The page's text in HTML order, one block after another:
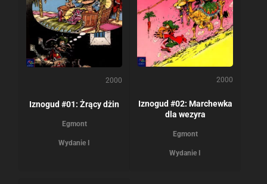
2000
Iznogud #01: Żrący dżin
Egmont
Wydanie I
2000
Iznogud #02: Marchewka
dla wezyra
Egmont
Wydanie I